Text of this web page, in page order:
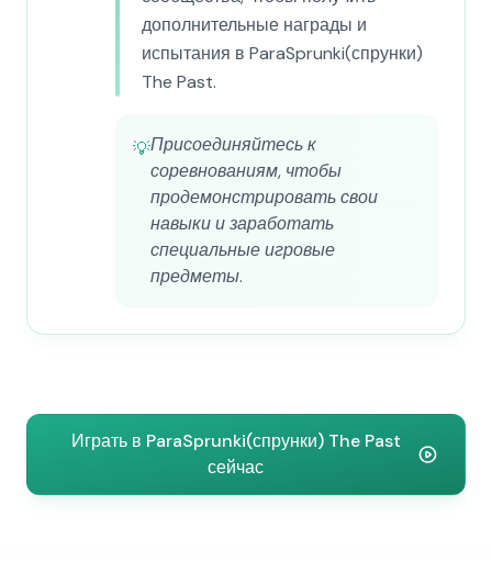
дополнительные награды и
испытания в ParaSprunki(спрунки)
The Past.
💡Присоединяйтесь к
соревнованиям, чтобы
продемонстрировать свои
навыки и заработать
специальные игровые
предметы.
Играть в ParaSprunki(спрунки) The Past
сейчас